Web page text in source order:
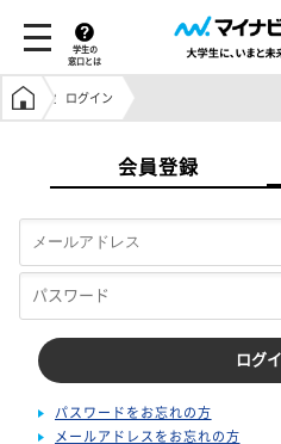
学生の
窓口とは
学生の窓口トップ
ログイン
会員登録
パスワードをお忘れの方
メールアドレスをお忘れの方